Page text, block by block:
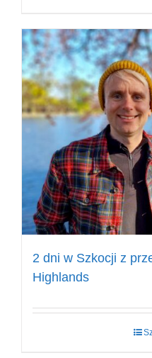
2 dni w Szkocji z
Highlands